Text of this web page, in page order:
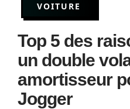
VOITURE
Top 5 des
un double
amortisseur
Jogger